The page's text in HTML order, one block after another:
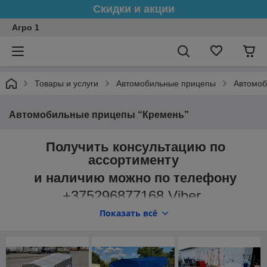
Скидки и акции
Агро 1
Товары и услуги Автомобильные прицепы
Автомобильные прицепы “Кремень”
Получить консультацию по
ассортименту
и наличию можно по телефону
+375296877168 Viber
В 2014 году компания начала свою производственную
сегодняшний день компания обладает собственными
производственными мощностями и квалифицированной
Показать всё